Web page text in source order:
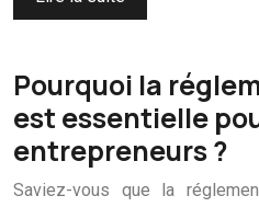
Pourquoi la
est essentielle
entrepreneurs ?
Saviez-vous que la